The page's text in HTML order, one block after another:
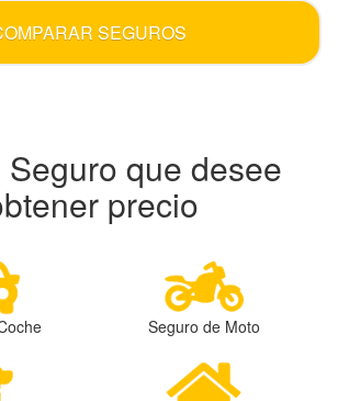
SEGUROS
que desee
precio
Seguro de Moto